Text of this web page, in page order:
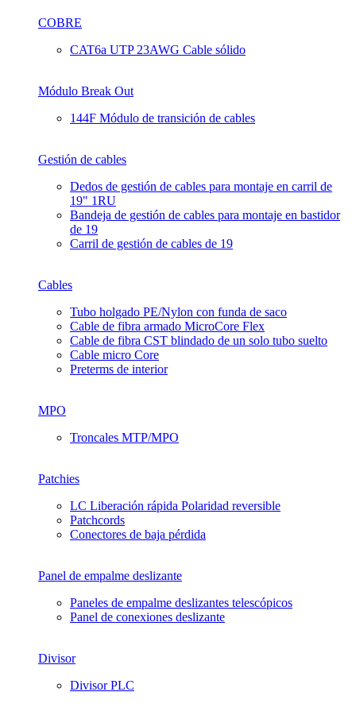
COBRE
CAT6a UTP 23AWG Cable sólido
Módulo Break Out
144F Módulo de transición de cables
Gestión de cables
Dedos de gestión de cables para montaje en carril de
19" 1RU
Bandeja de gestión de cables para montaje en bastidor
de 19
Carril de gestión de cables de 19
Cables
Tubo holgado PE/Nylon con funda de saco
Cable de fibra armado MicroCore Flex
Cable de fibra CST blindado de un solo tubo suelto
Cable micro Core
Preterms de interior
MPO
Troncales MTP/MPO
Patchies
LC Liberación rápida Polaridad reversible
Patchcords
Conectores de baja pérdida
Panel de empalme deslizante
Paneles de empalme deslizantes telescópicos
Panel de conexiones deslizante
Divisor
Divisor PLC